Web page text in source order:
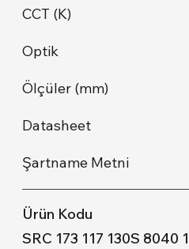
SRC 173 117 130S 8040